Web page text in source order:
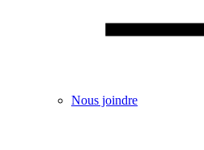
Nous joindre